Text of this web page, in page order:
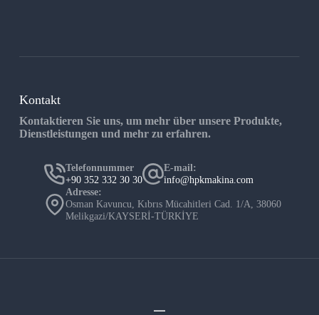
Kontakt
Kontaktieren Sie uns, um mehr über unsere Produkte,
Dienstleistungen und mehr zu erfahren.
Telefonnummer
+90 352 332 30 30
E-mail:
info@hpkmakina.com
Adresse:
Osman Kavuncu, Kıbrıs Mücahitleri Cad. 1/A, 38060
Melikgazi/KAYSERİ-TÜRKİYE